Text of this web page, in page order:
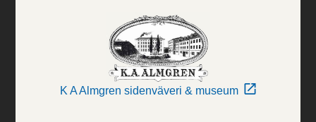
K A Almgren sidenväveri & museum